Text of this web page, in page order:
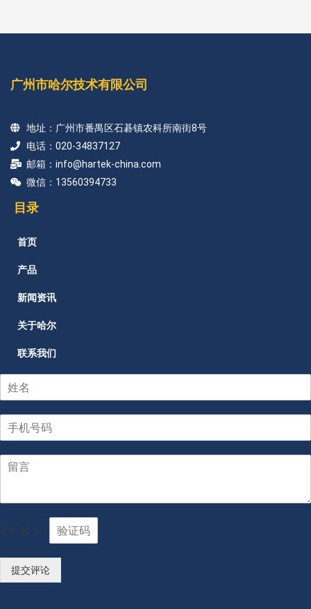
广州市哈尔技术有限公司
地址：广州市番禺区石碁镇农科所南街8号
电话：020-34837127
邮箱：info@hartek-china.com
微信：13560394733
目录
首页
产品
新闻资讯
关于哈尔
联系我们
4 * 10 =
提交评论